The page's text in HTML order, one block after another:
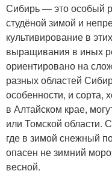
Сибирь — это особый
студёной зимой и
культивирование в
выращивания в иных
ориентировано на
разных областей
особенности, и
в Алтайском крае,
или Томской области.
где в зимой снежный
опасен не зимний
весной.